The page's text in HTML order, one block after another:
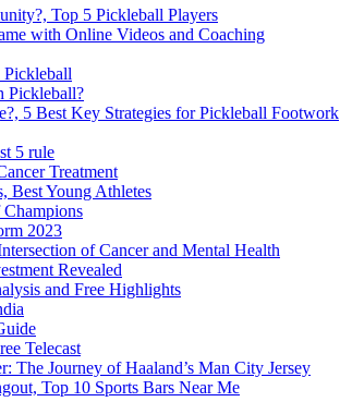
Top 5 Pickleball Players
with Online Videos and Coaching
Pickleball
Pickleball?
5 Best Key Strategies for Pickleball Footwork
5 rule
Treatment
Best Young Athletes
2023
of Cancer and Mental Health
Revealed
and Free Highlights
Telecast
The Journey of Haaland’s Man City Jersey
Top 10 Sports Bars Near Me